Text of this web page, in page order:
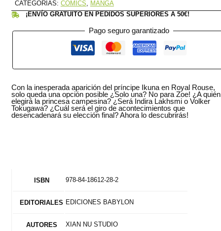
CATEGORÍAS: CÓMICS
MANGA
¡ENVÍO GRATUITO EN PEDIDOS SUPERIORES A 50€!
Pago seguro garantizado
Con la inesperada aparición del príncipe Ikuna en Royal Rouse,
solo queda una opción posible ¿Solo una? No para Zoe! ¿A quién
elegirá la princesa campesina? ¿Será Indira Lakhsmi o Volker
Tokugawa? ¿Cuál será el giro de acontecimientos que
desencadenará su elección final? Ahora lo descubrirás!
ISBN 978-84-18612-28-2
EDITORIALES EDICIONES BABYLON
AUTORES XIAN NU STUDIO